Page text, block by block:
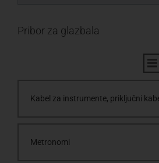
Pribor za glazbala
Kabel za instrumente, priključni
Metronomi